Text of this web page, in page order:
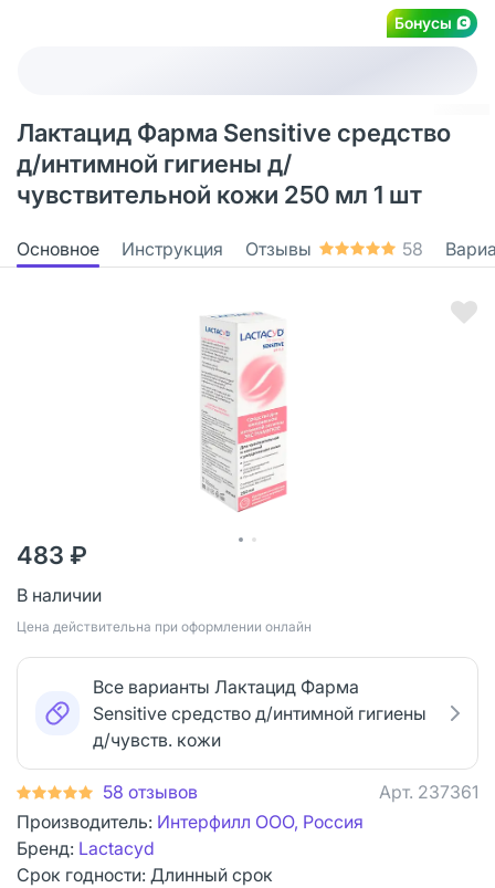
Бонусы
Лактацид Фарма Sensitive средство
д/интимной гигиены д/
чувствительной кожи 250 мл 1 шт
Основное Инструкция Отзывы 58
483 ₽
В наличии
Цена действительна при оформлении онлайн
Все варианты Лактацид Фарма
Sensitive средство д/интимной гигиены
д/чувств. кожи
58 отзывов Арт. 237361
Производитель: Интерфилл ООО, Россия
Бренд: Lactacyd
Срок годности: Длинный срок